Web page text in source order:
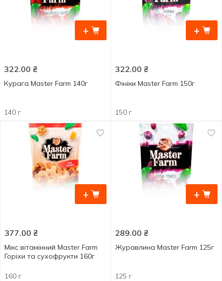
+
322.00 ₴
Курага Master Farm 140г
140 г
+
322.00 ₴
Фініки Master Farm 150г
150 г
+
377.00 ₴
Мікс вітамінний Master Farm
Горіхи та сухофрукти 160г
160 г
+
289.00 ₴
Журавлина Master Farm 125г
125 г